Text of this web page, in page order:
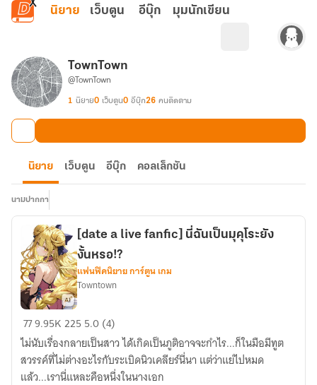
ข้ามไปยังเนื้อหาหลัก
นิยาย เว็บตูน อีบุ๊ก มุมนักเขียน
TownTown
@TownTown
1 นิยาย0 เว็บตูน0 อีบุ๊ก26 คนติดตาม
นิยาย เว็บตูน อีบุ๊ก คอลเล็กชัน
นามปากกา
[date
a
live
fanfic]
[date a live fanfic] นี่ฉันเป็นมุคุโระยัง
งั้นหรอ!?
แฟนฟิคนิยาย การ์ตูน เกม
Towntown
779.95K225 5.0 (4)
ไม่นับเรื่องกลายเป็นสาว ได้เกิดเป็นภูติอาจจะกำไร...ก็ในมือมีทูต
สวรรค์ที่ไม่ต่างอะไรกับระเบิดนิวเคลียร์นี่นา แต่ว่าแย่ไปหมด
แล้ว...เรานี่แหละคือหนึ่งในนางเอก